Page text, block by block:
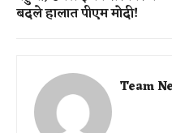
बदले हालात पीएम मोदी!
Team